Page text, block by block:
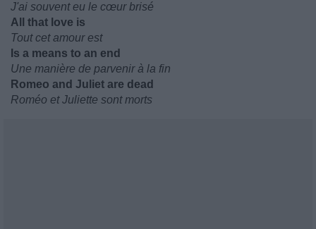
J'ai souvent eu le cœur brisé
All that love is
Tout cet amour est
Is a means to an end
Une manière de parvenir à la fin
Romeo and Juliet are dead
Roméo et Juliette sont morts